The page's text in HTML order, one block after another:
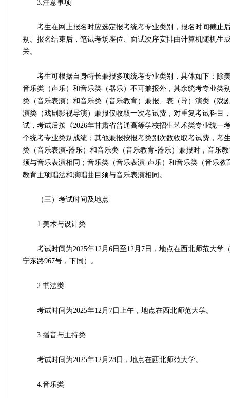
3.注意事项
考生在网上报名时应选定报考统考专业类别，报名时间截止
别。报名结束后，笔试考场座位、面试次序安排由计算机随机生
关。
考生可根据自身特长兼报多项统考专业类别，具体如下：除
音乐类（声乐）和音乐类（器乐）不可兼报外，其余统考专业类
类（音乐表演）和音乐类（音乐教育）兼报、表（导）演类（戏
演类（戏剧影视导演）兼报仅收取一次考试费，对重复考试科目
试，考试后按《2026年甘肃省普通高等学校招生艺术类专业统一
个统考专业类别成绩；其他兼报按报考类别次数收取考试费，考
类（音乐表演-器乐）和音乐类（音乐教育-器乐）兼报时，音乐
须与音乐表演相同；音乐类（音乐表演-声乐）和音乐类（音乐教
教育主项唱法和演唱曲目须与音乐表演相同。
（三）考试时间及地点
1.美术与设计类
考试时间为2025年12月6日至12月7日，地点在西北师范大学
宁东路967号，下同）。
2.书法类
考试时间为2025年12月7日上午，地点在西北师范大学。
3.播音与主持类
考试时间为2025年12月28日，地点在西北师范大学。
4.音乐类